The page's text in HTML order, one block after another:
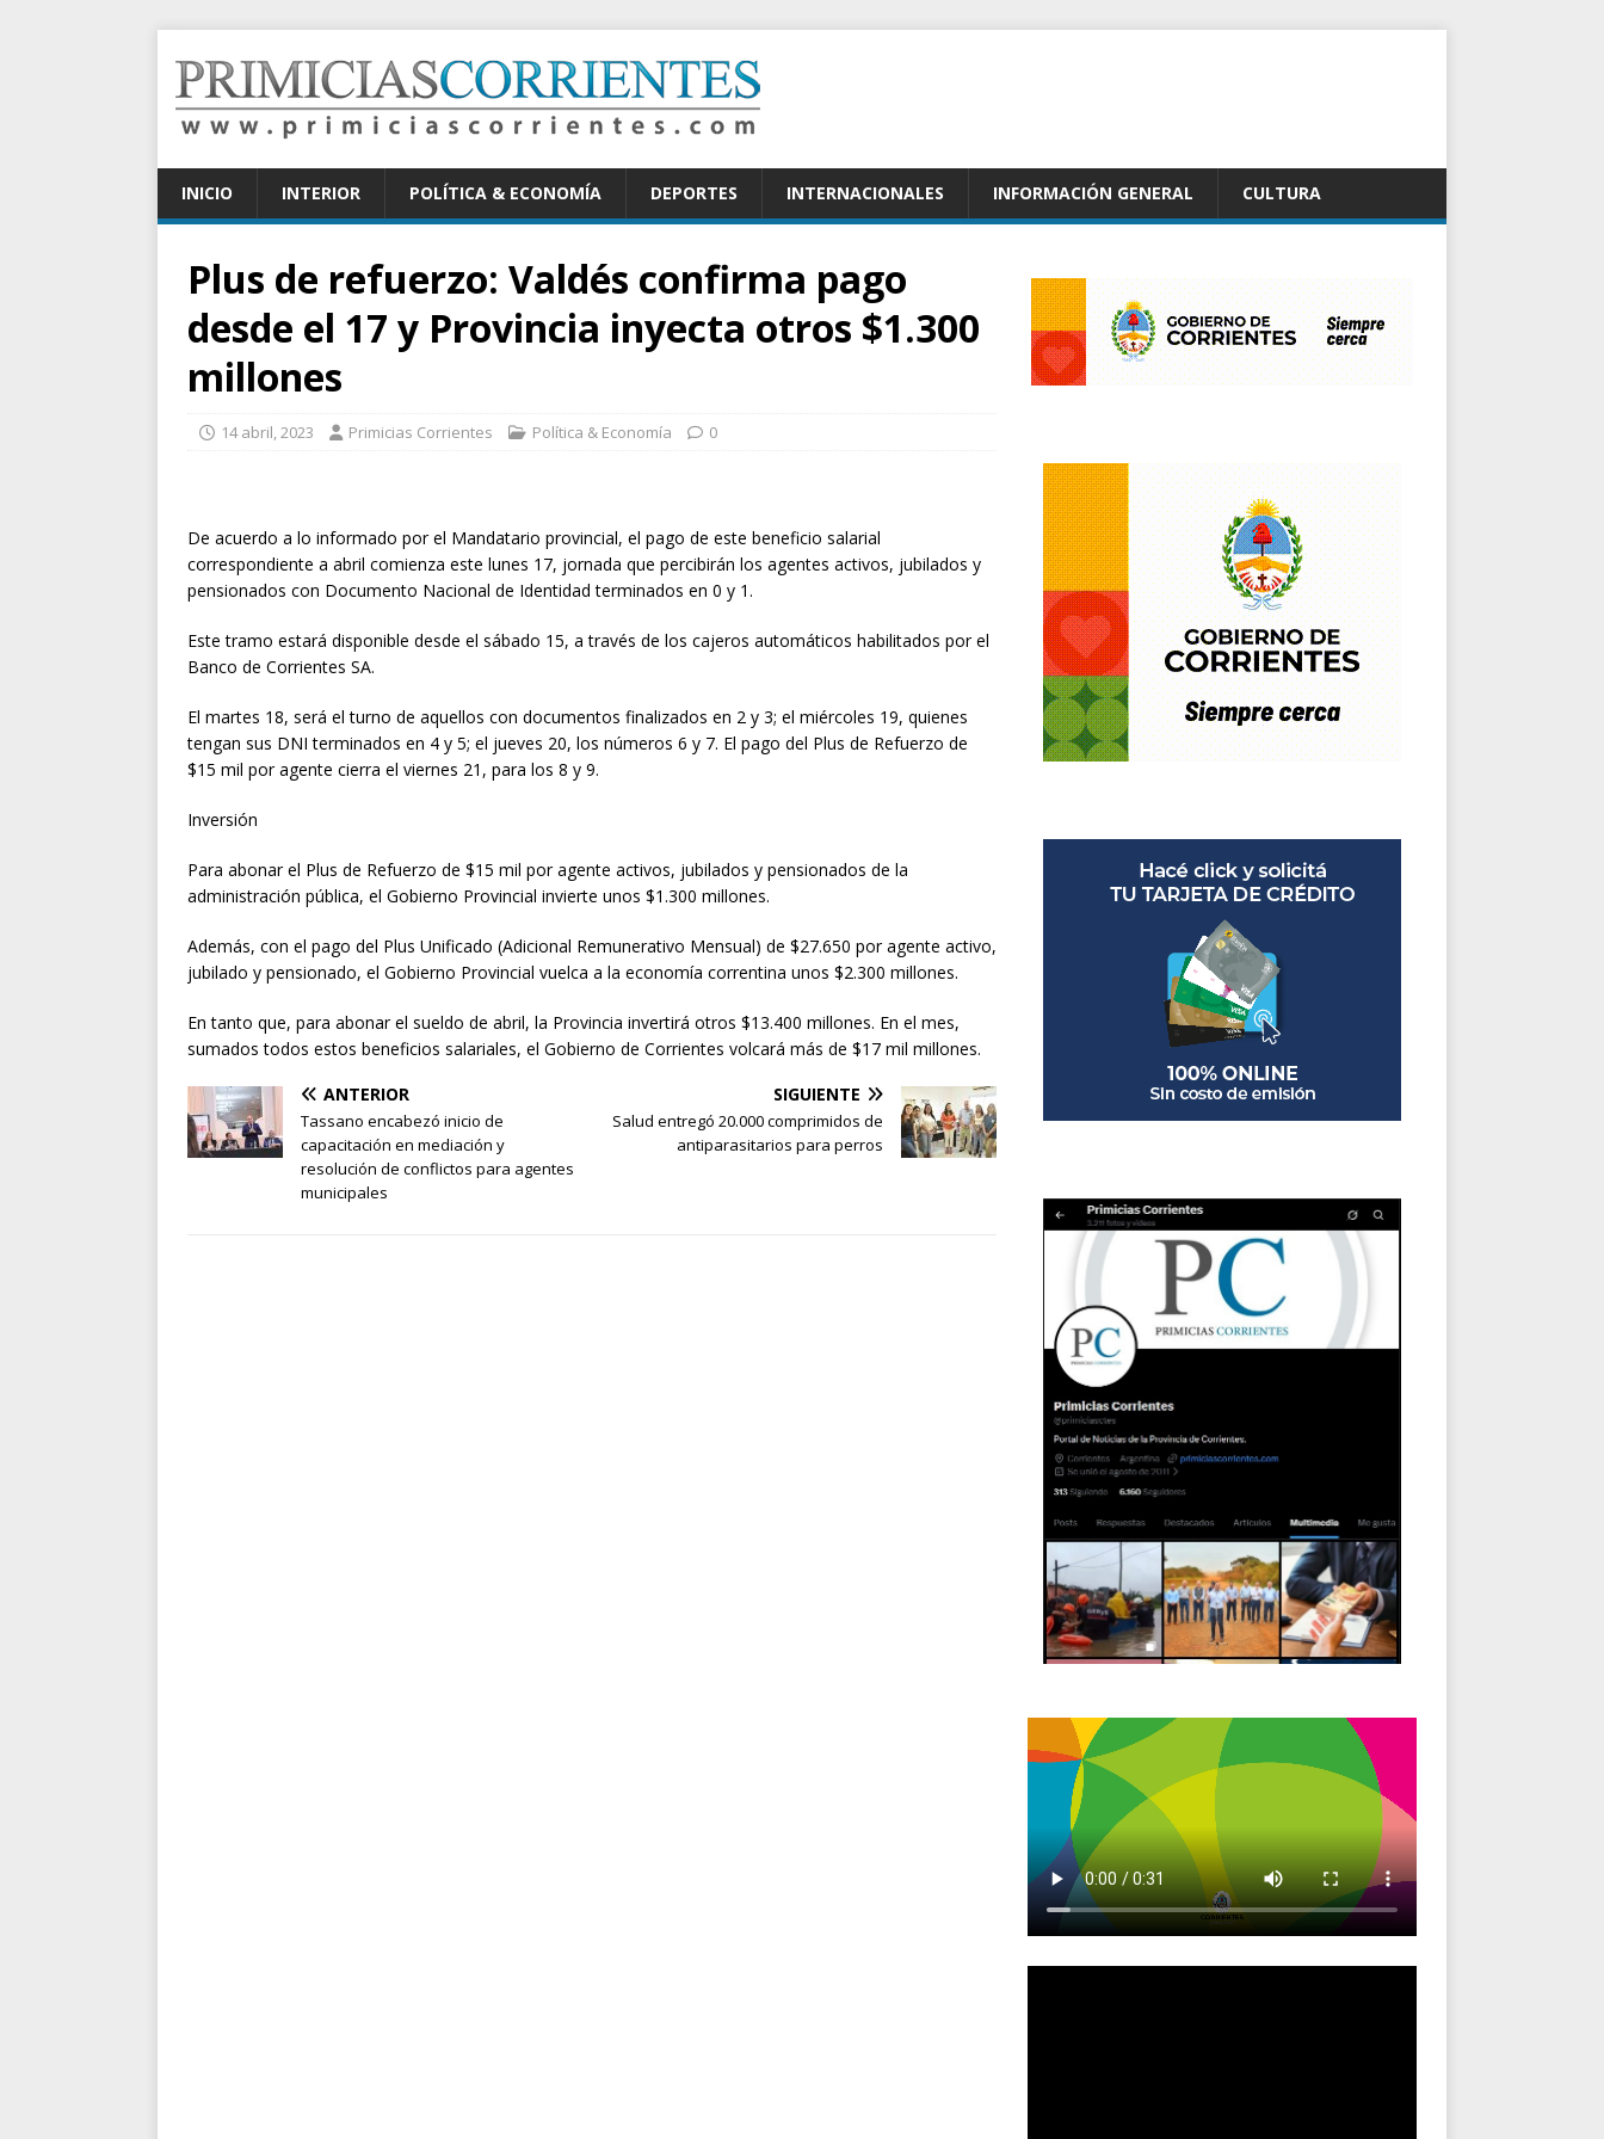
INICIO INTERIOR POLÍTICA & ECONOMÍA DEPORTES INTERNACIONALES INFORMACIÓN GENERAL CULTURA
Plus de refuerzo: Valdés confirma pago
desde el 17 y Provincia inyecta otros $1.300
millones
14 abril, 2023 Primicias Corrientes Política & Economía 0
De acuerdo a lo informado por el Mandatario provincial, el pago de este beneficio salarial
correspondiente a abril comienza este lunes 17, jornada que percibirán los agentes activos, jubilados y
pensionados con Documento Nacional de Identidad terminados en 0 y 1.
Este tramo estará disponible desde el sábado 15, a través de los cajeros automáticos habilitados por el
Banco de Corrientes SA.
El martes 18, será el turno de aquellos con documentos finalizados en 2 y 3; el miércoles 19, quienes
tengan sus DNI terminados en 4 y 5; el jueves 20, los números 6 y 7. El pago del Plus de Refuerzo de
$15 mil por agente cierra el viernes 21, para los 8 y 9.
Inversión
Para abonar el Plus de Refuerzo de $15 mil por agente activos, jubilados y pensionados de la
administración pública, el Gobierno Provincial invierte unos $1.300 millones.
Además, con el pago del Plus Unificado (Adicional Remunerativo Mensual) de $27.650 por agente activo,
jubilado y pensionado, el Gobierno Provincial vuelca a la economía correntina unos $2.300 millones.
En tanto que, para abonar el sueldo de abril, la Provincia invertirá otros $13.400 millones. En el mes,
sumados todos estos beneficios salariales, el Gobierno de Corrientes volcará más de $17 mil millones.
ANTERIOR
Tassano encabezó inicio de
capacitación en mediación y
resolución de conflictos para agentes
municipales
SIGUIENTE
Salud entregó 20.000 comprimidos de
antiparasitarios para perros